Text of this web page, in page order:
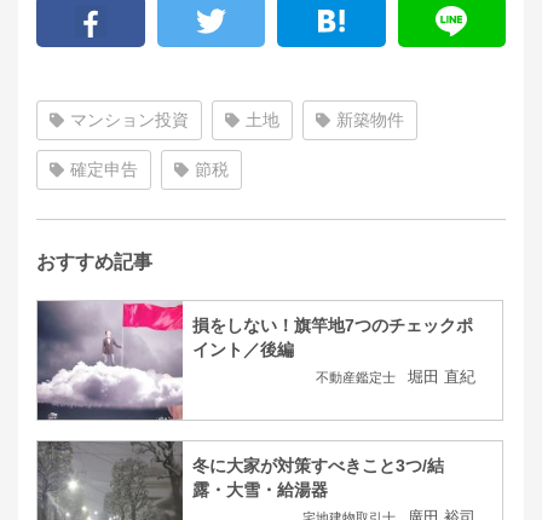
マンション投資 土地 新築物件
確定申告 節税
おすすめ記事
損をしない！旗竿地7つのチェックポ
イント／後編
不動産鑑定士 堀田 直紀
冬に大家が対策すべきこと3つ/結
露・大雪・給湯器